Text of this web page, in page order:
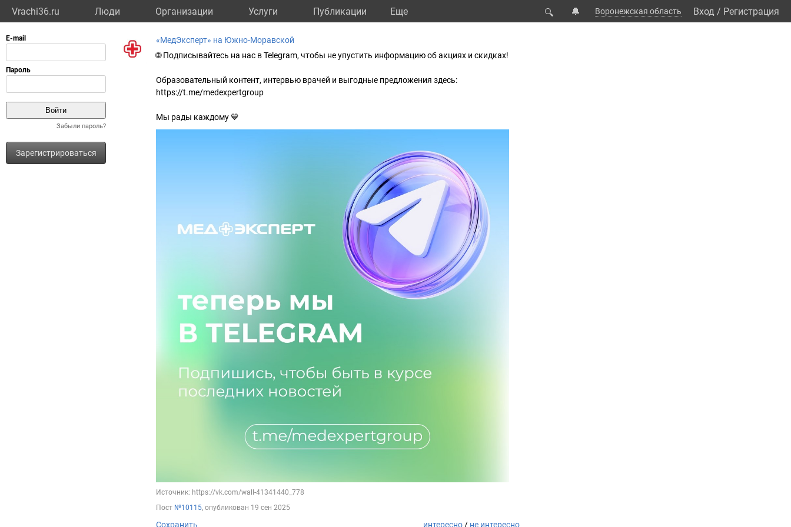
Vrachi36.ru Люди Организации Услуги Публикации Eще 🔍 🔔 Воронежская область Вход / Регистрация
Забыли пароль?
Зарегистрироваться
«МедЭксперт» на Южно-Моравской
🌐 Подписывайтесь на нас в Telegram, чтобы не упустить информацию об акциях и скидках!
Образовательный контент, интервью врачей и выгодные предложения здесь:
https://t.me/medexpertgroup
Мы рады каждому 💙
Источник: https://vk.com/wall-41341440_778
Пост №10115, опубликован 19 сен 2025
Сохранить интересно / не интересно